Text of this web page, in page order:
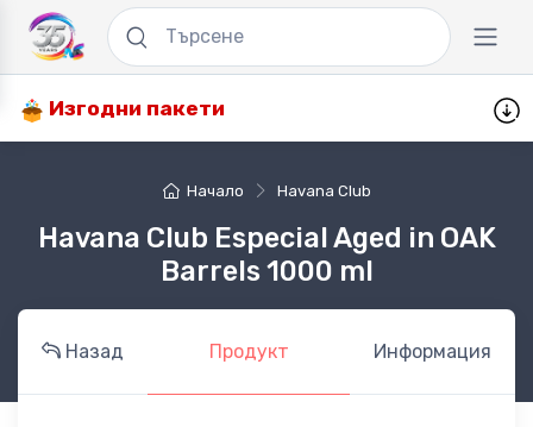
Изгодни пакети
Начало Havana Club
Havana Club Especial Aged in OAK
Barrels 1000 ml
Назад Продукт Информация